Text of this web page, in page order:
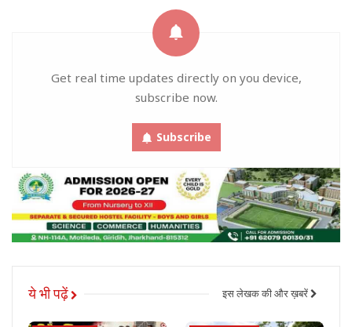
Get real time updates directly on you device,
subscribe now.
Subscribe
ये भी पढ़ें इस लेखक की और ख़बरें